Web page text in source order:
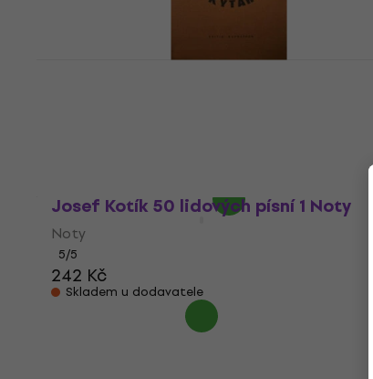
Josef Kotík Praktická príručka pre
Josef Kotík 50 lidových písní 1 Noty
Noty
5/5
242 Kč
Skladem u dodavatele